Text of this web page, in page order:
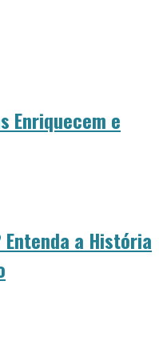
Enriquecem e
a História